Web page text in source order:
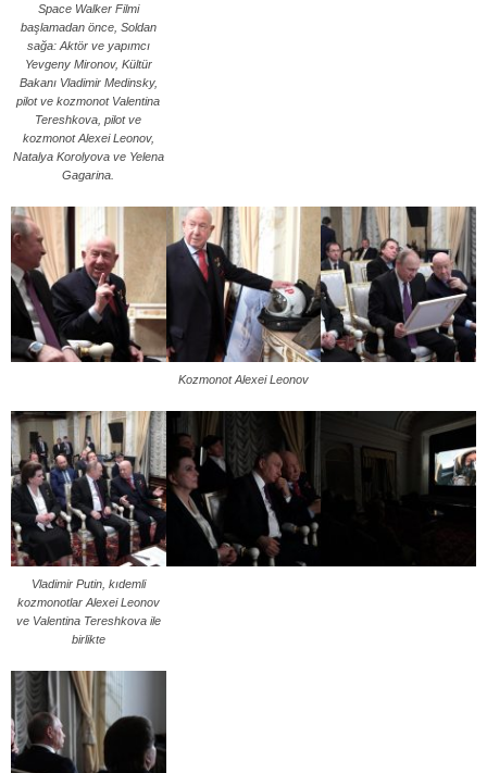
Space Walker Filmi
başlamadan önce, Soldan
sağa: Aktör ve yapımcı
Yevgeny Mironov, Kültür
Bakanı Vladimir Medinsky,
pilot ve kozmonot Valentina
Tereshkova, pilot ve
kozmonot Alexei Leonov,
Natalya Korolyova ve Yelena
Gagarina.
Kozmonot Alexei Leonov
Vladimir Putin, kıdemli
kozmonotlar Alexei Leonov
ve Valentina Tereshkova ile
birlikte